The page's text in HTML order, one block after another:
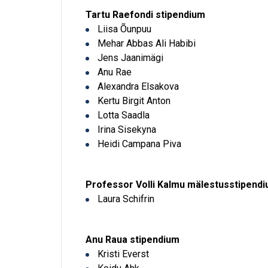
Tartu Raefondi stipendium
Liisa Õunpuu
Mehar Abbas Ali Habibi
Jens Jaanimägi
Anu Rae
Alexandra Elsakova
Kertu Birgit Anton
Lotta Saadla
Irina Sisekyna
Heidi Campana Piva
Professor Volli Kalmu
Laura Schifrin
Anu Raua stipendium
Kristi Everst